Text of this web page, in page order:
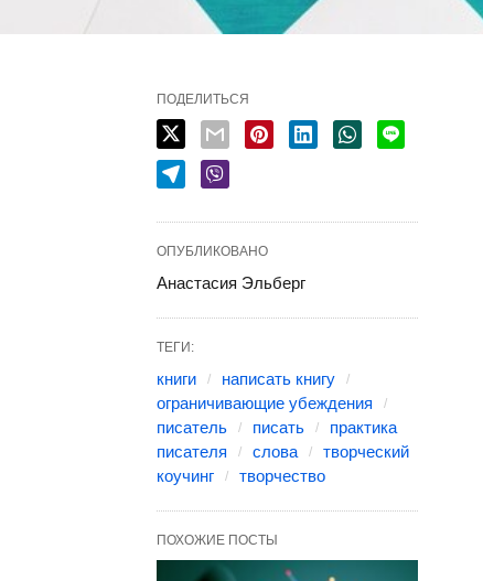
ПОДЕЛИТЬСЯ
ОПУБЛИКОВАНО
Анастасия Эльберг
ТЕГИ:
книги
написать книгу
ограничивающие убеждения
писатель
писать
практика
писателя
слова
творческий
коучинг
творчество
ПОХОЖИЕ ПОСТЫ